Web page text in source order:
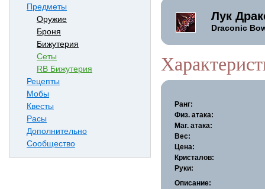
Предметы
Оружие
Броня
Бижутерия
Сеты
RB Бижутерия
Рецепты
Мобы
Квесты
Расы
Дополнительно
Сообщество
Лук
Draconic
Ранг:
Физ. атака:
Маг. атака:
Вес:
Цена:
Кристалов:
Руки:
Описание: